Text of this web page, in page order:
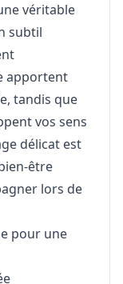
véritable
subtil
apportent
tandis que
vos sens
délicat est
être
lors de
pour une